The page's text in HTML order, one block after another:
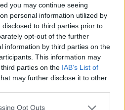
you may continue seeing
personal information utilized by
to third parties prior to
opt-out of the further
information by third parties on the
This information may
parties on the IAB’s List of
may further disclose it to other
app uses one or more Google
Opt Outs
az EA
06:03